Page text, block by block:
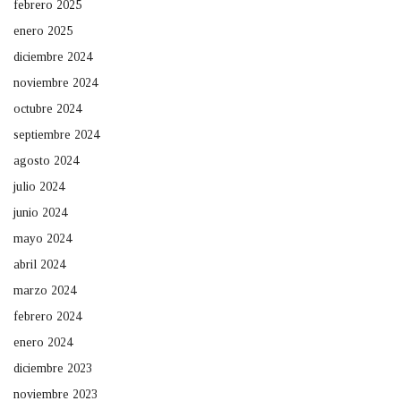
febrero 2025
enero 2025
diciembre 2024
noviembre 2024
octubre 2024
septiembre 2024
agosto 2024
julio 2024
junio 2024
mayo 2024
abril 2024
marzo 2024
febrero 2024
enero 2024
diciembre 2023
noviembre 2023